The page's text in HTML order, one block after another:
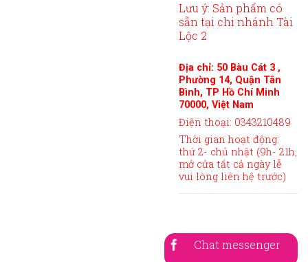
Lưu ý: Sản phẩm có
sẵn tại chi nhánh Tài
Lộc 2
Địa chỉ: 50 Bàu Cát 3 ,
Phường 14, Quận Tân
Bình, TP Hồ Chí Minh
70000, Việt Nam
Điện thoại: 0343210489
Thời gian hoạt động:
thứ 2- chủ nhật (9h- 21h,
mở cửa tất cả ngày lễ
vui lòng liên hệ trước)
Chat messenger